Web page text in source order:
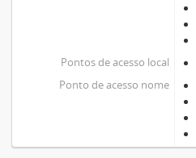
Pontos de acesso local
Ponto de acesso nome